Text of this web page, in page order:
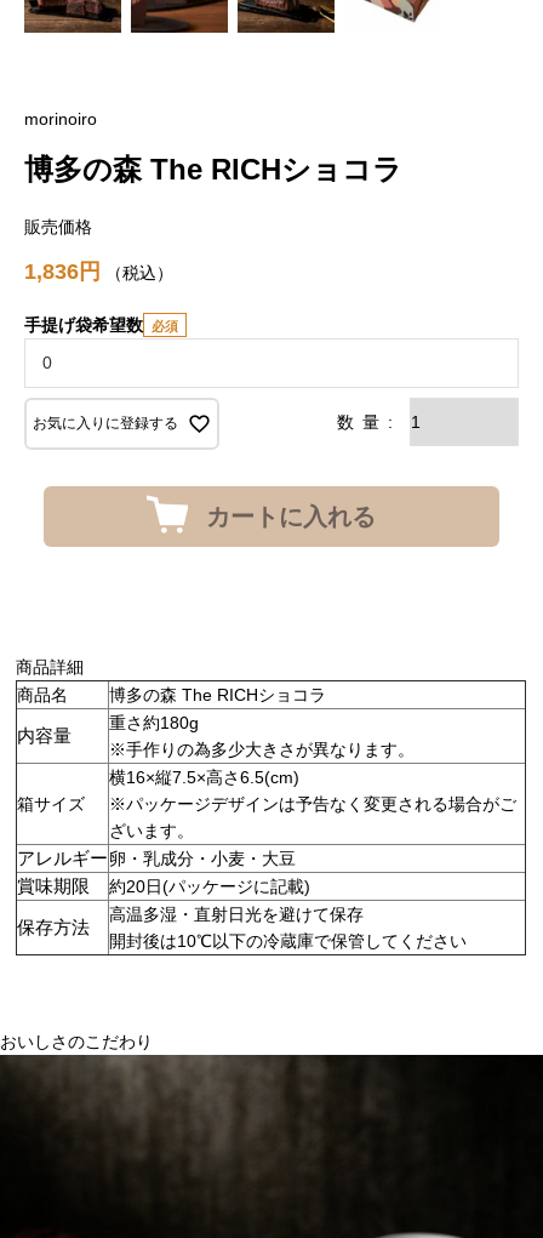
morinoiro
博多の森 The RICHショコラ
販売価格
1,836 税込
手提げ袋希望数
お気に入りに登録する
カートに入れる
商品詳細
商品名
博多の森 The RICHショコラ
内容量
重さ約180g
※手作りの為多少大きさが異なります。
箱サイズ
横16×縦7.5×高さ6.5(cm)
※パッケージデザインは予告なく変更される場合がご
ざいます。
アレルギー卵・乳成分・小麦・大豆
賞味期限 約20日(パッケージに記載)
保存方法
高温多湿・直射日光を避けて保存
開封後は10℃以下の冷蔵庫で保管してください
おいしさのこだわり